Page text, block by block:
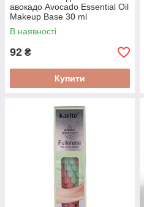
авокадо Avocado Essential Oil
Makeup Base 30 ml
В наявності
92 ₴
Купити